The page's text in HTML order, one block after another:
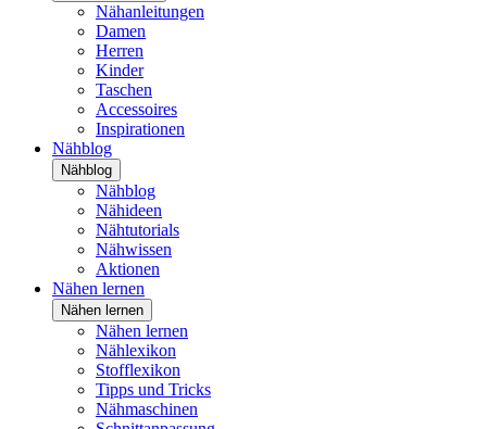
Nähanleitungen
Damen
Herren
Kinder
Taschen
Accessoires
Inspirationen
Nähblog
Nähblog
Nähblog
Nähideen
Nähtutorials
Nähwissen
Aktionen
Nähen lernen
Nähen lernen
Nähen lernen
Nählexikon
Stofflexikon
Tipps und Tricks
Nähmaschinen